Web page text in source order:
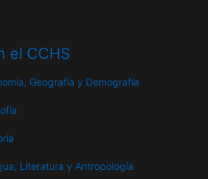
el CCHS
Geografía y Demografía
Literatura y Antropología